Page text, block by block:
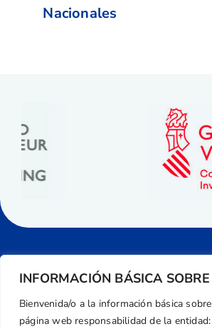
INFORMACIÓN BÁSICA
Bienvenida/o a la información básica
página web responsabilidad de la entidad:
Nacionales